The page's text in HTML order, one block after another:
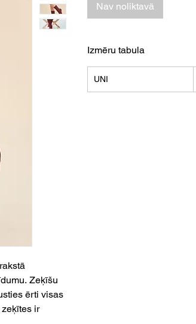
Zeķīšu
ērti visas
ir
Nav noliktavā
Izmēru tabula
UNI